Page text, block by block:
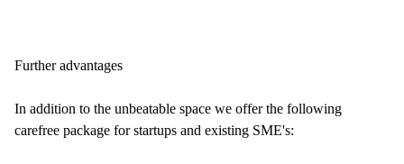
Further advantages
In addition to the unbeatable space we offer the following
carefree package for startups and existing SME's: